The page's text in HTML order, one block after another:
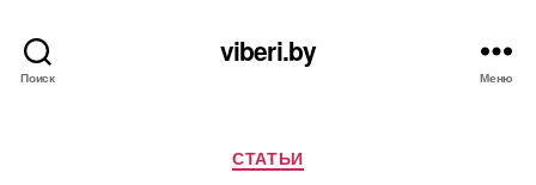
Поиск
viberi.by
Меню
Рубрики
СТАТЬИ